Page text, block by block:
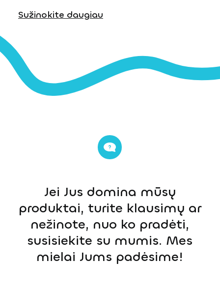
Sužinokite daugiau
Jei Jus domina mūsų
produktai, turite klausimų ar
nežinote, nuo ko pradėti,
susisiekite su mumis. Mes
mielai Jums padėsime!